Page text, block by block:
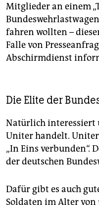
Mitglieder an einem
fahren wollten –
Falle von
Abschirmdienst
Die Elite der
Natürlich interessiert
Uniter handelt.
„In Eins verbunden“.
der deutschen
Dafür gibt es auch
Soldaten im Alter von